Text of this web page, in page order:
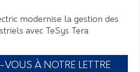
modernise la gestion des
avec TeSys Tera
À NOTRE LETTRE